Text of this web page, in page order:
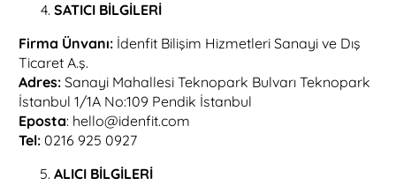
SATICI BİLGİLERİ
Firma Ünvanı:İdenfit Bilişim Hizmetleri Sanayi ve Dış
Ticaret A.ş.
Adres:Sanayi Mahallesi Teknopark Bulvarı Teknopark
İstanbul 1/1A No:109 Pendik İstanbul
Eposta: hello@idenfit.com
Tel:0216 925 0927
ALICI BİLGİLERİ